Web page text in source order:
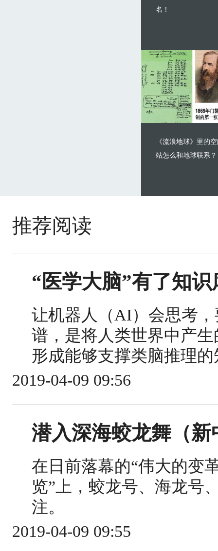
名！
《流浪地球》里的
站怎么和地球联系？
推荐阅读
“医学大脑”有了知识
让机器人（AI）会思考，
谱，是将人类世界中产
形成能够支撑类脑推理
2019-04-09 09:56
潜入深海蛟龙舞（新
在日前落幕的“伟大的
览”上，蛟龙号、海龙号
注。
2019-04-09 09:55